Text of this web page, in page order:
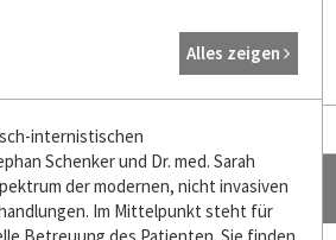
Alles zeigen
internistischen
Schenker und Dr. med. Sarah
der modernen, nicht invasiven
Im Mittelpunkt steht für